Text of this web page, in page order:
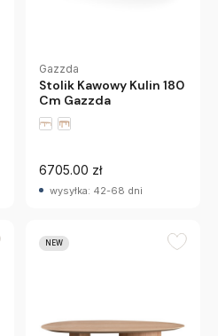
Gazzda
Stolik Kawowy Kulin 180
Cm Gazzda
6705.00 zł
wysyłka: 42-68 dni
NEW